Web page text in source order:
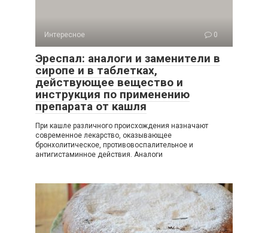
Интересное 0
Эреспал: аналоги и заменители в
сиропе и в таблетках,
действующее вещество и
инструкция по применению
препарата от кашля
При кашле различного происхождения назначают
современное лекарство, оказывающее
бронхолитическое, противовоспалительное и
антигистаминное действия. Аналоги